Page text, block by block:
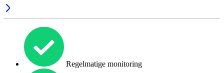
Regelmatige monitoring